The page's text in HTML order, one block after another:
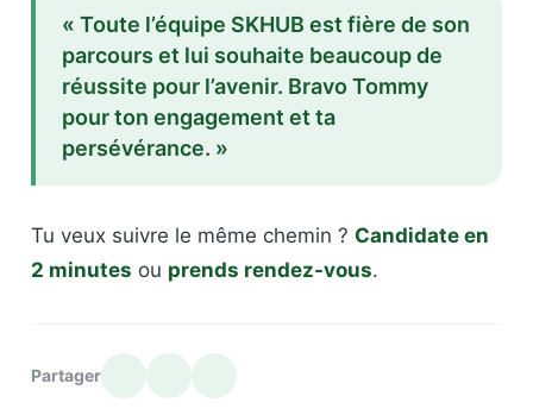
« Toute l’équipe SKHUB est fière de son
parcours et lui souhaite beaucoup de
réussite pour l’avenir. Bravo Tommy
pour ton engagement et ta
persévérance. »
Tu veux suivre le même chemin ? Candidate en
2 minutes ou prends rendez-vous.
Partager